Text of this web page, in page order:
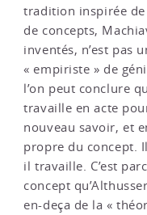
tradition inspirée de
de concepts,
inventés, n’est pas
« empiriste » de
l’on peut conclure
travaille en acte
nouveau savoir, et
propre du concept.
il travaille. C’est
concept
en-deça de la «